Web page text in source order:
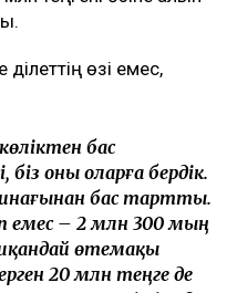
туралы сұраққа
ата-анасы
дау. Желіде Әділет
және әйелі қайтыс
млн теңгені өзіне алып